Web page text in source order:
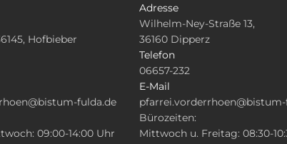
Hofbieber
fulda.de
09:00-14:00 Uhr
Adresse
Wilhelm-Ney-Straße 13,
36160 Dipperz
Telefon
06657-232
E-Mail
Bürozeiten:
Mittwoch u. Freitag: 08:30-